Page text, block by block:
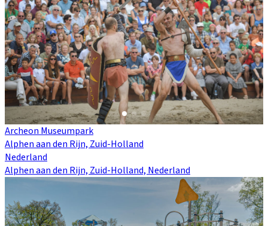
Archeon Museumpark
Alphen aan den Rijn, Zuid-Holland
Nederland
Alphen aan den Rijn, Zuid-Holland, Nederland